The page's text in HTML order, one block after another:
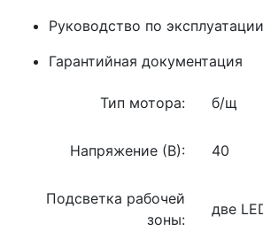
Руководство по эксплуатации
Гарантийная документация
Тип мотора: б/щ
Напряжение (В): 40
Подсветка рабочей
зоны:
две